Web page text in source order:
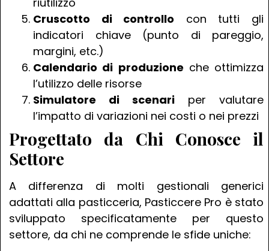
Cruscotto di controllo con tutti gli
indicatori chiave (punto di pareggio,
margini, etc.)
Calendario di produzione che ottimizza
l’utilizzo delle risorse
Simulatore di scenari per valutare
l’impatto di variazioni nei costi o nei prezzi
Progettato da Chi Conosce il
Settore
A differenza di molti gestionali generici
adattati alla pasticceria, Pasticcere Pro è stato
sviluppato specificatamente per questo
settore, da chi ne comprende le sfide uniche: